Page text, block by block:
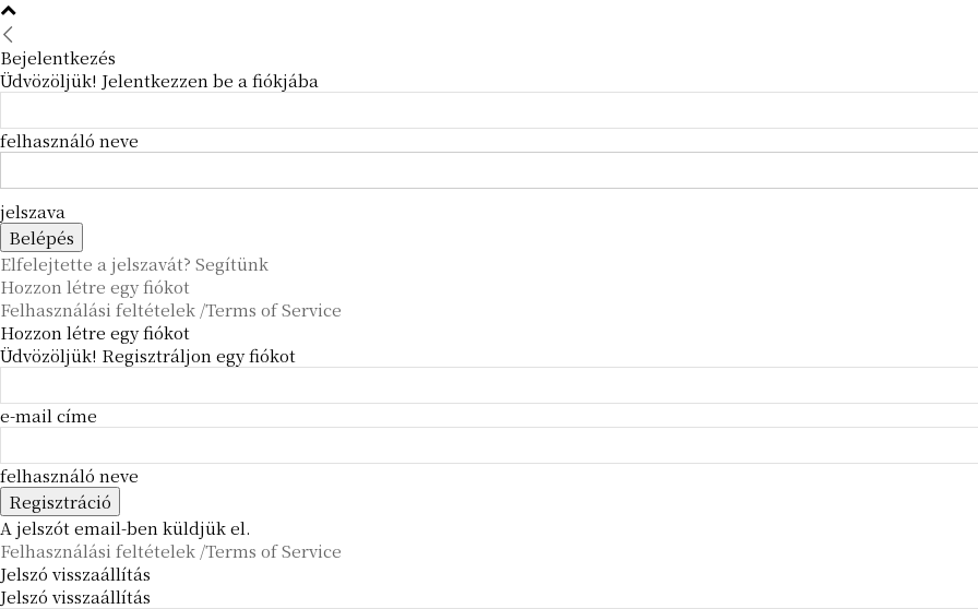
Bejelentkezés
Üdvözöljük! Jelentkezzen be a fiókjába
felhasználó neve
jelszava
Elfelejtette a jelszavát? Segítünk
Hozzon létre egy fiókot
Felhasználási feltételek /Terms of Service
Hozzon létre egy fiókot
Üdvözöljük! Regisztráljon egy fiókot
e-mail címe
felhasználó neve
A jelszót email-ben küldjük el.
Felhasználási feltételek /Terms of Service
Jelszó visszaállítás
Jelszó visszaállítás